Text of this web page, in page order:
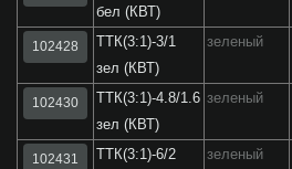
бел (КВТ)
102428
ТТК(3:1)-3/1
зел (КВТ)
зеленый
102430
ТТК(3:1)-4.8/1.6
зел (КВТ)
зеленый
102431
ТТК(3:1)-6/2
зеленый